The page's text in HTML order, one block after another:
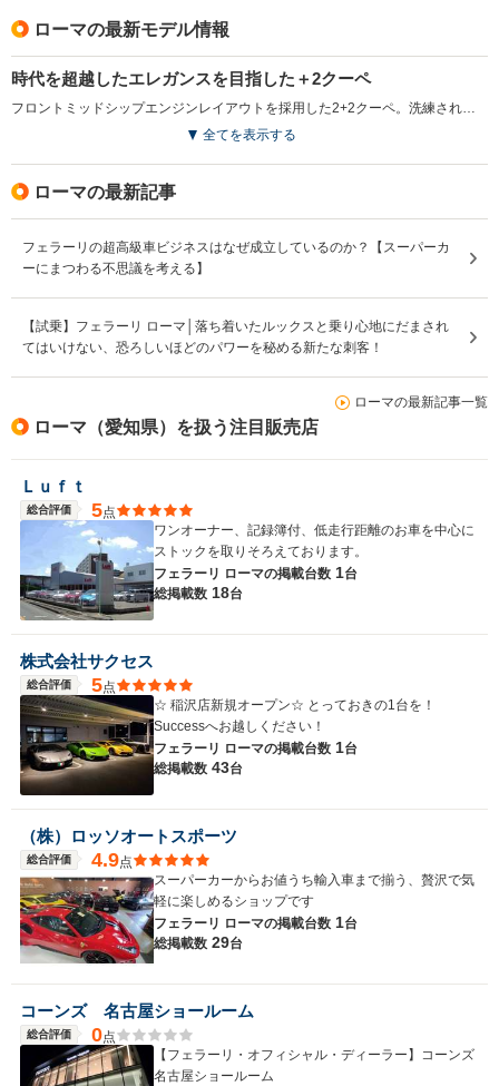
ローマの最新モデル情報
時代を超越したエレガンスを目指した＋2クーペ
フロントミッドシップエンジンレイアウトを採用した2+2クーペ。洗練されたプロポーションと時代を超越したデザインに加え、比類のないパフォーマンスとハンドリングも実現させている。独自のパフォーマンスとスタイルは、1950～60年代のローマを特徴づけるような、気ままで楽しい当時の生活スタイルを表現したもの。エンジンは、最高出力620ps／最大トルク760N・mを発生する、3.8L V8ターボで、新設計の8速デュアルクラッチミッションとの組み合わせで、0-100km/h加速3.4秒、最高速度320km/hを実現している。リアウインドウに組み込まれた可動式のリアスポイラーが圧倒的なダウンフォースを確保。セグメントで最も優れたパワーウェイトレシオを誇る。（2020.4）
全てを表示する
ローマの最新記事
フェラーリの超高級車ビジネスはなぜ成立しているのか？【スーパーカ
ーにまつわる不思議を考える】
【試乗】フェラーリ ローマ│落ち着いたルックスと乗り心地にだまされ
てはいけない、恐ろしいほどのパワーを秘める新たな刺客！
ローマの最新記事一覧
ローマ（愛知県）を扱う注目販売店
Ｌｕｆｔ
総合評価 5点
ワンオーナー、記録簿付、低走行距離のお車を中心に
ストックを取りそろえております。
フェラーリ ローマの掲載台数 1台
総掲載数 18台
株式会社サクセス
総合評価 5点
☆ 稲沢店新規オープン☆ とっておきの1台を！
Successへお越しください！
フェラーリ ローマの掲載台数 1台
総掲載数 43台
（株）ロッソオートスポーツ
総合評価 4.9点
スーパーカーからお値うち輸入車まで揃う、贅沢で気
軽に楽しめるショップです
フェラーリ ローマの掲載台数 1台
総掲載数 29台
コーンズ 名古屋ショールーム
総合評価 0点
【フェラーリ・オフィシャル・ディーラー】コーンズ
名古屋ショールーム